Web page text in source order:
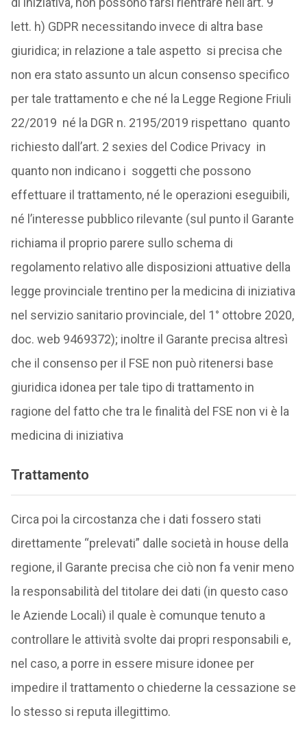
lett. h) GDPR necessitando invece di altra base
giuridica; in relazione a tale aspetto si precisa che
non era stato assunto un alcun consenso specifico
per tale trattamento e che né la Legge Regione Friuli
22/2019 né la DGR n. 2195/2019 rispettano quanto
richiesto dall’art. 2 sexies del Codice Privacy in
quanto non indicano i soggetti che possono
effettuare il trattamento, né le operazioni eseguibili,
né l’interesse pubblico rilevante (sul punto il Garante
richiama il proprio parere sullo schema di
regolamento relativo alle disposizioni attuative della
legge provinciale trentino per la medicina di iniziativa
nel servizio sanitario provinciale, del 1° ottobre 2020,
doc. web 9469372); inoltre il Garante precisa altresì
che il consenso per il FSE non può ritenersi base
giuridica idonea per tale tipo di trattamento in
ragione del fatto che tra le finalità del FSE non vi è la
medicina di iniziativa
Trattamento
Circa poi la circostanza che i dati fossero stati
direttamente “prelevati” dalle società in house della
regione, il Garante precisa che ciò non fa venir meno
la responsabilità del titolare dei dati (in questo caso
le Aziende Locali) il quale è comunque tenuto a
controllare le attività svolte dai propri responsabili e,
nel caso, a porre in essere misure idonee per
impedire il trattamento o chiederne la cessazione se
lo stesso si reputa illegittimo.